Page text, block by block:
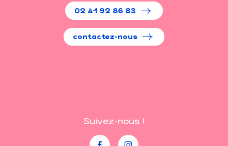
02 41 92 86 83
contactez-nous
Suivez-nous !